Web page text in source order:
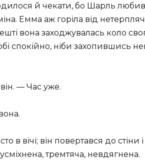
й чекати, бо Шарль
Емма аж горіла від
вона заходжувалась коло
спокійно, ніби захопившись
— Час уже.
в вічі; він повертався до стіни
тремтяча, невдягнена.